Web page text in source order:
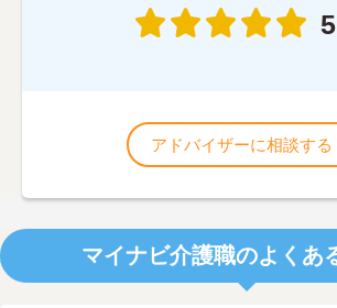
アドバイザーに相談する
マイナビ介護職のよくあ